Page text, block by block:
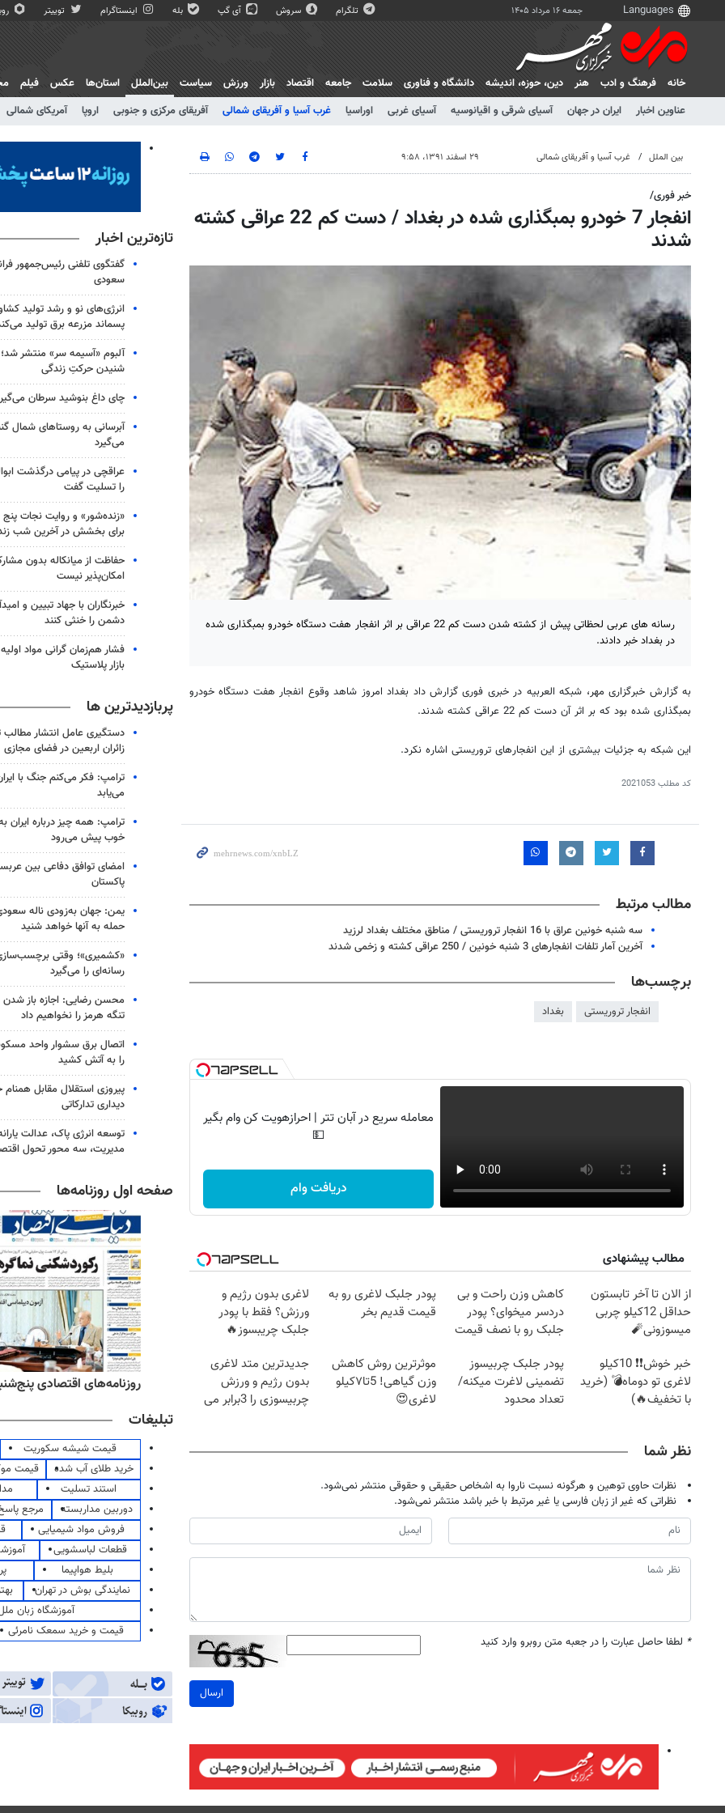
جمعه ۱۶ مرداد ۱۴۰۵ تلگرام سروش آی گپ بله اینستاگرام توییتر
خانه فرهنگ و ادب هنر دين، حوزه، انديشه دانشگاه و فناوری سلامت جامعه اقتصاد بازار ورزش سیاست
بین‌الملل
عناوین اخبار
ایران در جهان آسیای شرقی و اقیانوسیه آسیای غربی اوراسیا غرب آسیا و آفریقای شمالی آفریقای مرکزی و جنوبی اروپا آمریکای شمالی
استان‌ها عکس فیلم
بین الملل غرب آسیا و آفریقای شمالی ۲۹ اسفند ۱۳۹۱، ۹:۵۸
خبر فوری/
انفجار 7 خودرو بمبگذاری شده در بغداد / دست کم 22 عراقی کشته
شدند
رسانه های عربی لحظاتی پیش از کشته شدن دست کم 22 عراقی بر اثر انفجار هفت دستگاه خودرو بمبگذاری شده
در بغداد خبر دادند.
به گزارش خبرگزاری مهر، شبکه العربیه در خبری فوری گزارش داد بغداد امروز شاهد وقوع انفجار هفت دستگاه خودرو
بمبگذاری شده بود که بر اثر آن دست کم 22 عراقی کشته شدند.
این شبکه به جزئیات بیشتری از این انفجارهای تروریستی اشاره نکرد.
کد مطلب2021053
مطالب مرتبط
سه شنبه خونین عراق با 16 انفجار تروریستی / مناطق مختلف بغداد لرزید
آخرین آمار تلفات انفجارهای 3 شنبه خونین / 250 عراقی کشته و زخمی شدند
برچسب‌ها
انفجار تروریستی بغداد
معامله سریع در آبان تتر | احرازهویت کن وام بگیر
💵
دریافت وام
مطالب پیشنهادی
از الان تا آخر تابستون
حداقل 12کیلو چربی
میسوزونی🧨
کاهش وزن راحت و بی
دردسر میخوای؟ پودر
جلبک رو با نصف قیمت
پودر جلبک لاغری رو به
قیمت قدیم بخر
لاغری بدون رژیم و
ورزش؟ فقط با پودر
جلبک چریبسوز🔥
خبر خوش❗❗ 10کیلو
لاغری تو دوماه💣 (خرید
با تخفیف🔥)
پودر جلبک چربیسوز
تضمینی لاغرت میکنه/
تعداد محدود
موثرترین روش کاهش
وزن گیاهی! 5تا۷کیلو
لاغری😍
جدیدترین متد لاغری
بدون رژیم و ورزش
چربیسوزی را 3برابر می
نظر شما
نظرات حاوی توهین و هرگونه نسبت ناروا به اشخاص حقیقی و حقوقی منتشر نمی‌شود.
نظراتی که غیر از زبان فارسی یا غیر مرتبط با خبر باشد منتشر نمی‌شود.
* لطفا حاصل عبارت را در جعبه متن روبرو وارد کنید
ارسال
تازه‌ترین اخبار
گفتگوی تلفنی رئیس‌جمهور
سعودی
انرژی‌های نو و رشد تولید
پسماند مزرعه‌ برق تولید
آلبوم «آسیمه سر» منتشر
شنیدن حرکتِ زندگی
چای داغ بنوشید سرطان
آبرسانی به روستاهای شمال
می‌گیرد
عراقچی در پیامی درگذشت
را تسلیت گفت
«زنده‌شور» و روایت نجات
برای بخشش در آخرین شب
حفاظت از میانکاله بدون
امکان‌پذیر نیست
خبرنگاران با جهاد تبیین و
دشمن را خنثی کنند
فشار هم‌زمان گرانی مواد
بازار پلاستیک
پربازدیدترین ها
دستگیری عامل انتشار مطالب
زائران اربعین در فضای مجازی
ترامپ: فکر می‌کنم جنگ با
می‌یابد
ترامپ: همه چیز درباره ایران
خوب پیش می‌رود
امضای توافق دفاعی بین
پاکستان
یمن: جهان به‌زودی ناله
حمله به آنها خواهد شنید
«کشمیری»؛ وقتی
رسانه‌ای را می‌گیرد
محسن رضایی: اجازه باز
تنگه هرمز را نخواهیم داد
اتصال برق سشوار واحد
را به آتش کشید
پیروزی استقلال مقابل همنام
دیداری تدارکاتی
توسعه انرژی پاک، عدالت
مدیریت، سه محور تحول
صفحه اول روزنامه‌ها
روزنامه‌های صبح پنج‌شنبه ۱۵ مرداد ۱۴۰۵ روزنامه‌های ورزشی پنج‌شنبه ۱۵ مرداد ۱۴۰۵ روزنامه‌های اقتصادی پنج‌شنبه ۱۵ مرداد
تبلیغات
قیمت شیشه سکوریت
خرید طلای آب شده
قیمت
استند تسلیت
دوربین مداربسته
مرجع
فروش مواد شیمیایی
قطعات لباسشویی
بلیط هواپیما
نمایندگی بوش در تهران
آموزشگاه زبان
قیمت و خرید سمعک نامرئی